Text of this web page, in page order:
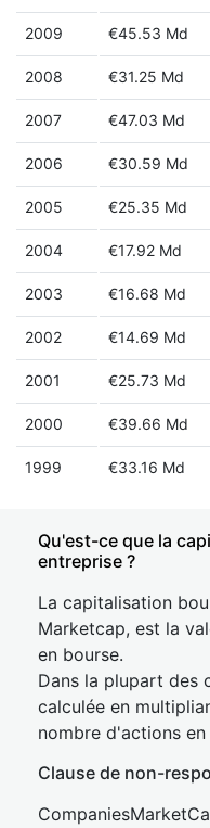
2009 €45.53 Md
2008 €31.25 Md
2007 €47.03 Md
2006 €30.59 Md
2005 €25.35 Md
2004 €17.92 Md
2003 €16.68 Md
2002 €14.69 Md
2001 €25.73 Md
2000 €39.66 Md
1999 €33.16 Md
Qu'est-ce que la
entreprise ?
La capitalisation
Marketcap, est la
en bourse.
Dans la plupart des
calculée en
nombre d'actions
Clause de non-